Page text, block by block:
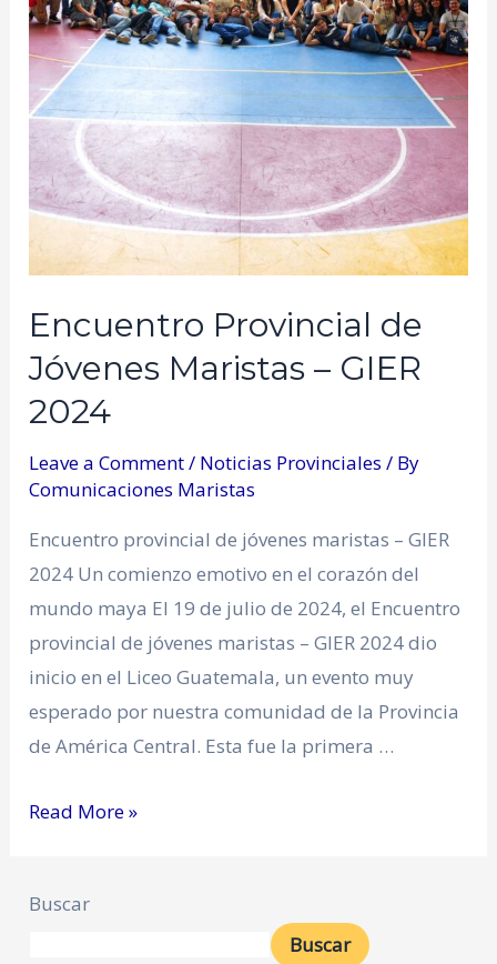
Encuentro Provincial de
Jóvenes Maristas – GIER
2024
Leave a Comment/ Noticias Provinciales / By
Comunicaciones Maristas
Encuentro provincial de jóvenes maristas – GIER
2024 Un comienzo emotivo en el corazón del
mundo maya El 19 de julio de 2024, el Encuentro
provincial de jóvenes maristas – GIER 2024 dio
inicio en el Liceo Guatemala, un evento muy
esperado por nuestra comunidad de la Provincia
de América Central. Esta fue la primera …
Read More »
Buscar
Buscar